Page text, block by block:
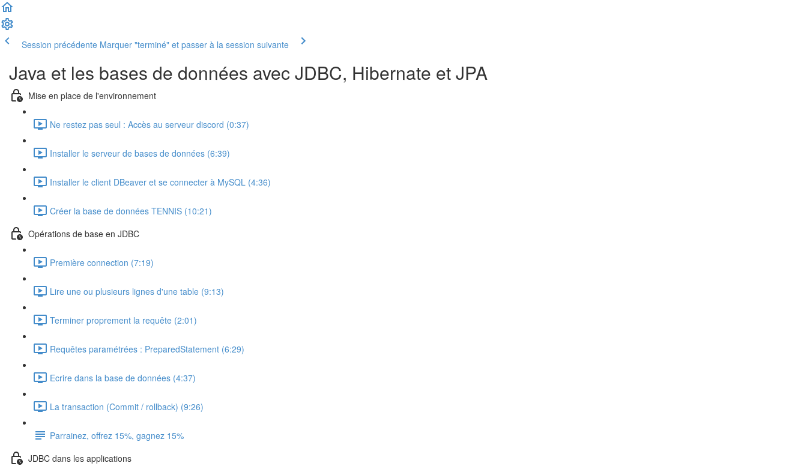
Session précédente Marquer "terminé" et passer à la session suivante
Java et les bases de données avec JDBC, Hibernate et JPA
Mise en place de l'environnement
Ne restez pas seul : Accès au serveur discord (0:37)
Installer le serveur de bases de données (6:39)
Installer le client DBeaver et se connecter à MySQL (4:36)
Créer la base de données TENNIS (10:21)
Opérations de base en JDBC
Première connection (7:19)
Lire une ou plusieurs lignes d'une table (9:13)
Terminer proprement la requête (2:01)
Requêtes paramétrées : PreparedStatement (6:29)
Ecrire dans la base de données (4:37)
La transaction (Commit / rollback) (9:26)
Parrainez, offrez 15%, gagnez 15%
JDBC dans les applications